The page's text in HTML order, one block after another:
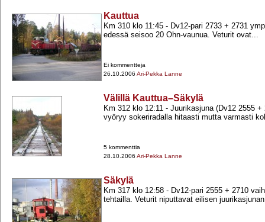
Kauttua
Km 310 klo 11:45 -​ Dv12-​pari 2733 +​ 2731
edessä seisoo 20 Ohn-​vaunua. Veturit ovat...
Ei kommentteja
26.10.2006 Ari-Pekka Lanne
Välillä Kauttua–Säkylä
Km 312 klo 12:11 -​ Juurikasjuna (Dv12 2555 +​
vyöryy sokeriradalla hitaasti mutta varmasti
5 kommenttia
28.10.2006 Ari-Pekka Lanne
Säkylä
Km 317 klo 12:58 -​ Dv12-​pari 2555 +​ 2710
tehtailla. Veturit niputtavat eilisen